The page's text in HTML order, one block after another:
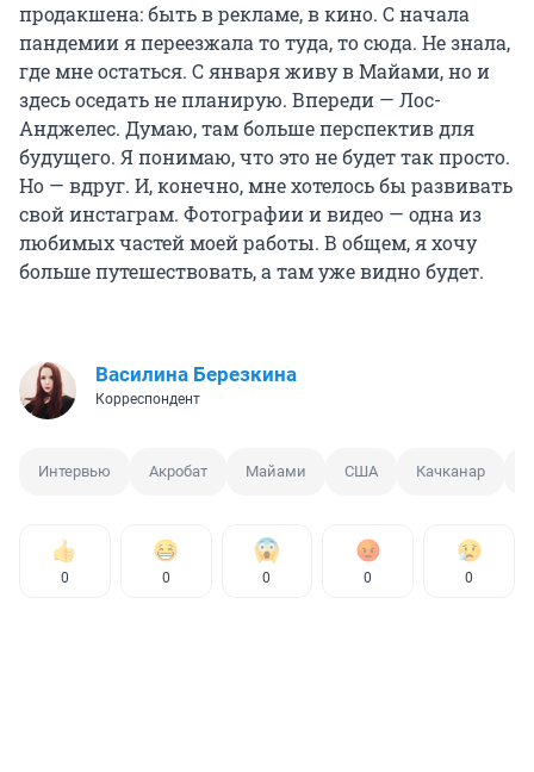
продакшена: быть в рекламе, в кино. С начала
пандемии я переезжала то туда, то сюда. Не знала,
где мне остаться. С января живу в Майами, но и
здесь оседать не планирую. Впереди — Лос-
Анджелес. Думаю, там больше перспектив для
будущего. Я понимаю, что это не будет так просто.
Но — вдруг. И, конечно, мне хотелось бы развивать
свой инстаграм. Фотографии и видео — одна из
любимых частей моей работы. В общем, я хочу
больше путешествовать, а там уже видно будет.
Василина Березкина
Корреспондент
Интервью Акробат Майами США Качканар
0 0 0 0 0